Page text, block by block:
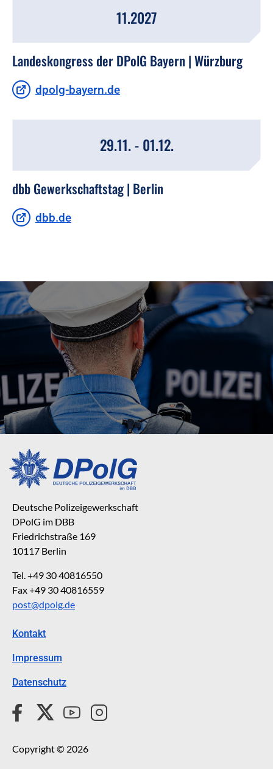
11.2027
Landeskongress der DPolG Bayern | Würzburg
dpolg-bayern.de
29.11. - 01.12.
dbb Gewerkschaftstag | Berlin
dbb.de
Deutsche Polizeigewerkschaft
DPolG im DBB
Friedrichstraße 169
10117 Berlin
Tel. +49 30 40816550
Fax +49 30 40816559
post@dpolg.de
Kontakt
Impressum
Datenschutz
Copyright © 2026